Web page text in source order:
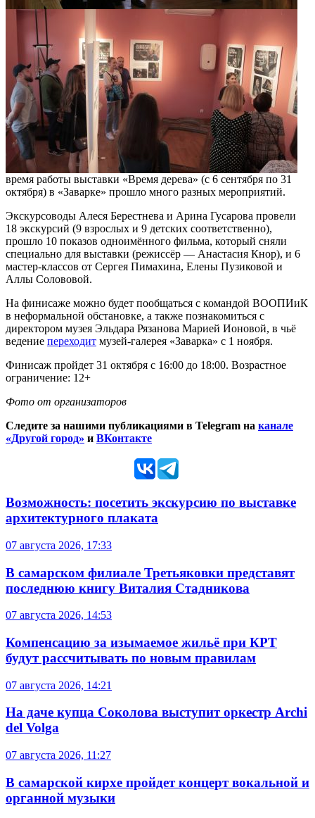
время работы выставки «Время дерева» (с 6 сентября по 31
октября) в «Заварке» прошло много разных мероприятий.
Экскурсоводы Алеся Берестнева и Арина Гусарова провели
18 экскурсий (9 взрослых и 9 детских соответственно),
прошло 10 показов одноимённого фильма, который сняли
специально для выставки (режиссёр — Анастасия Кнор), и 6
мастер-классов от Сергея Пимахина, Елены Пузиковой и
Аллы Солововой.
На финисаже можно будет пообщаться с командой ВООПИиК
в неформальной обстановке, а также познакомиться с
директором музея Эльдара Рязанова Марией Ионовой, в чьё
ведение переходит музей-галерея «Заварка» с 1 ноября.
Финисаж пройдет 31 октября с 16:00 до 18:00. Возрастное
ограничение: 12+
Фото от организаторов
Следите за нашими публикациями в Telegram на канале
«Другой город» и ВКонтакте
Возможность: посетить экскурсию по выставке
архитектурного плаката
07 августа 2026, 17:33
В самарском филиале Третьяковки представят
последнюю книгу Виталия Стадникова
07 августа 2026, 14:53
Компенсацию за изымаемое жильё при КРТ
будут рассчитывать по новым правилам
07 августа 2026, 14:21
На даче купца Соколова выступит оркестр Archi
del Volga
07 августа 2026, 11:27
В самарской кирхе пройдет концерт вокальной и
органной музыки